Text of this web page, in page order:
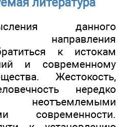
данного
направления
к истокам
и современному
Жестокость,
нередко
современности.